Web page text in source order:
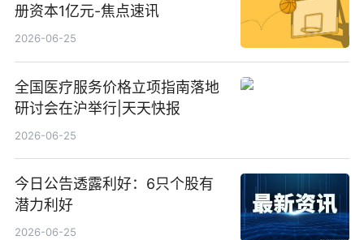
册资本1亿元-焦点速讯
2026-06-25
全国医疗服务价格立项指南落地
研讨会在沪举行|天天快报
2026-06-25
今日公告透露利好：6只个股有
潜力利好
2026-06-25